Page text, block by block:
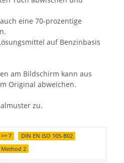
eine 70-prozentige
auf Benzinbasis
am Bildschirm kann aus
Original abweichen.
zu.
>= 7
DIN EN ISO 105-B02
Method 2